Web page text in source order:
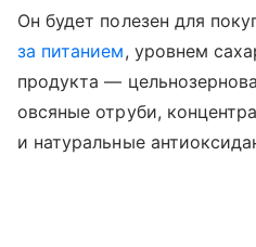
Он будет полезен для
за питанием, уровнем
продукта —
овсяные отруби,
и натуральные